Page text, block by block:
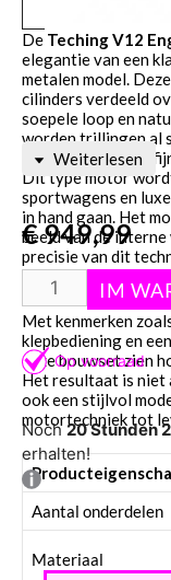
De Teching V12
elegantie van een
metalen model.
cilinders verdeeld
soepele loop en
worden trillingen al
toonbeeld van
Dit type motor
sportwagens en
in hand gaan. Het
beeld van de
precisie van dit
ervaren.
Met kenmerken
klepbediening en
deze bouwset zien
Het resultaat is niet
ook een stijlvol
motortechniek tot
Aantal onderdelen
Materiaal
Weiterlesen
€949,99
Noch20 Stunden
erhalten!